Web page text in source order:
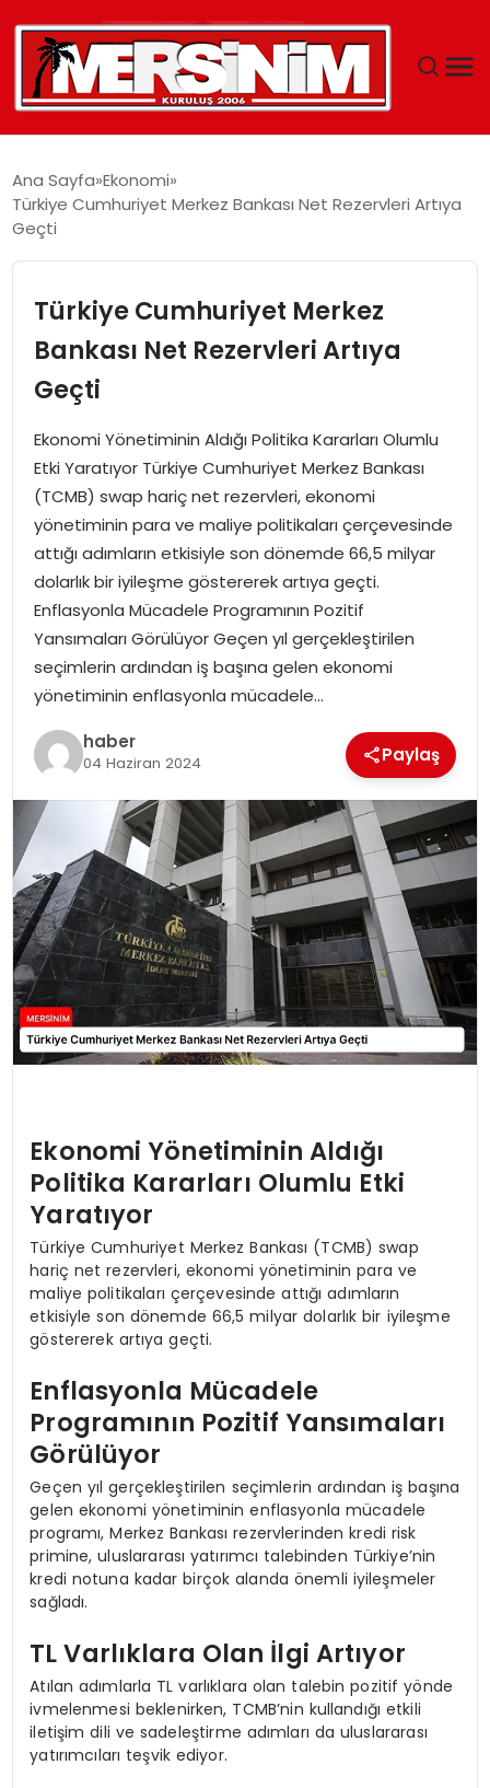
YAŞAM
EĞITIM
SPOR
EKONOMI
MAGAZIN
DÜNYA
OTOMOBIL
Ana Sayfa Ekonomi
Türkiye Cumhuriyet Merkez Bankası Net Rezervleri Artıya
Geçti
Türkiye Cumhuriyet Merkez
Bankası Net Rezervleri Artıya
Geçti
Ekonomi Yönetiminin Aldığı Politika Kararları Olumlu
Etki Yaratıyor Türkiye Cumhuriyet Merkez Bankası
(TCMB) swap hariç net rezervleri, ekonomi
yönetiminin para ve maliye politikaları çerçevesinde
attığı adımların etkisiyle son dönemde 66,5 milyar
dolarlık bir iyileşme göstererek artıya geçti.
Enflasyonla Mücadele Programının Pozitif
Yansımaları Görülüyor Geçen yıl gerçekleştirilen
seçimlerin ardından iş başına gelen ekonomi
yönetiminin enflasyonla mücadele…
haber
04 Haziran 2024 Paylaş
Ekonomi Yönetiminin Aldığı
Politika Kararları Olumlu Etki
Yaratıyor
Türkiye Cumhuriyet Merkez Bankası (TCMB) swap
hariç net rezervleri, ekonomi yönetiminin para ve
maliye politikaları çerçevesinde attığı adımların
etkisiyle son dönemde 66,5 milyar dolarlık bir iyileşme
göstererek artıya geçti.
Enflasyonla Mücadele
Programının Pozitif Yansımaları
Görülüyor
Geçen yıl gerçekleştirilen seçimlerin ardından iş başına
gelen ekonomi yönetiminin enflasyonla mücadele
programı, Merkez Bankası rezervlerinden kredi risk
primine, uluslararası yatırımcı talebinden Türkiye’nin
kredi notuna kadar birçok alanda önemli iyileşmeler
sağladı.
TL Varlıklara Olan İlgi Artıyor
Atılan adımlarla TL varlıklara olan talebin pozitif yönde
ivmelenmesi beklenirken, TCMB’nin kullandığı etkili
iletişim dili ve sadeleştirme adımları da uluslararası
yatırımcıları teşvik ediyor.